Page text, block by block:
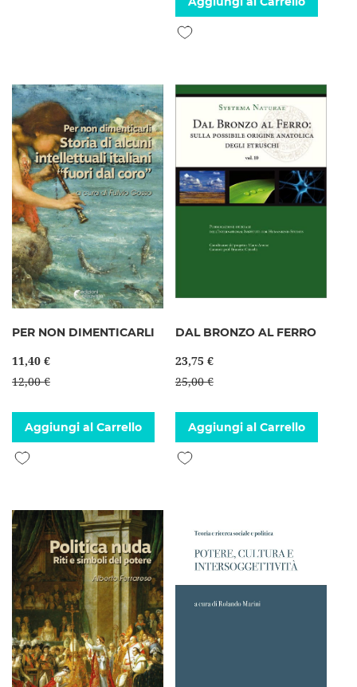
Aggiungi alla lista desideri
PER NON DIMENTICARLI
11,40 €
12,00 €
Aggiungi al Carrello
Aggiungi alla lista desideri
DAL BRONZO AL FERRO
23,75 €
25,00 €
Aggiungi al Carrello
Aggiungi alla lista desideri